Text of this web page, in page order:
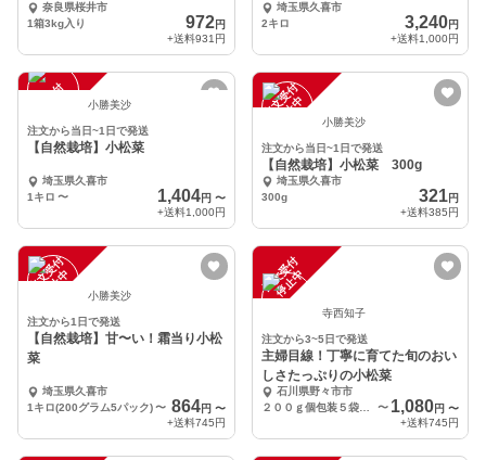
奈良県桜井市
1箱3kg入り
972円
+送料931円
埼玉県久喜市
2キロ
3,240円
+送料1,000円
注
文
受
付
停
止 小勝美沙
注文から当日~1日で発送
【自然栽培】小松菜
埼玉県久喜市
1キロ 〜 1,404円 〜
+送料1,000円
注
文
受
付
停
止
中 小勝美沙
注文から当日~1日で発送
【自然栽培】小松菜 300g
埼玉県久喜市
300g
321円
+送料385円
注
文
受
付
停
止
中 小勝美沙
注文から1日で発送
【自然栽培】甘〜い！霜当り小松
菜
埼玉県久喜市
1キロ(200グラム5パック)〜 864円 〜
+送料745円
注
文
受
付
停
止
中
寺西知子
注文から3~5日で発送
主婦目線！丁寧に育てた旬のおい
しさたっぷりの小松菜
石川県野々市市
２００ｇ個包装５袋入り(１ｋｇ)
〜 1,080円 〜
+送料745円